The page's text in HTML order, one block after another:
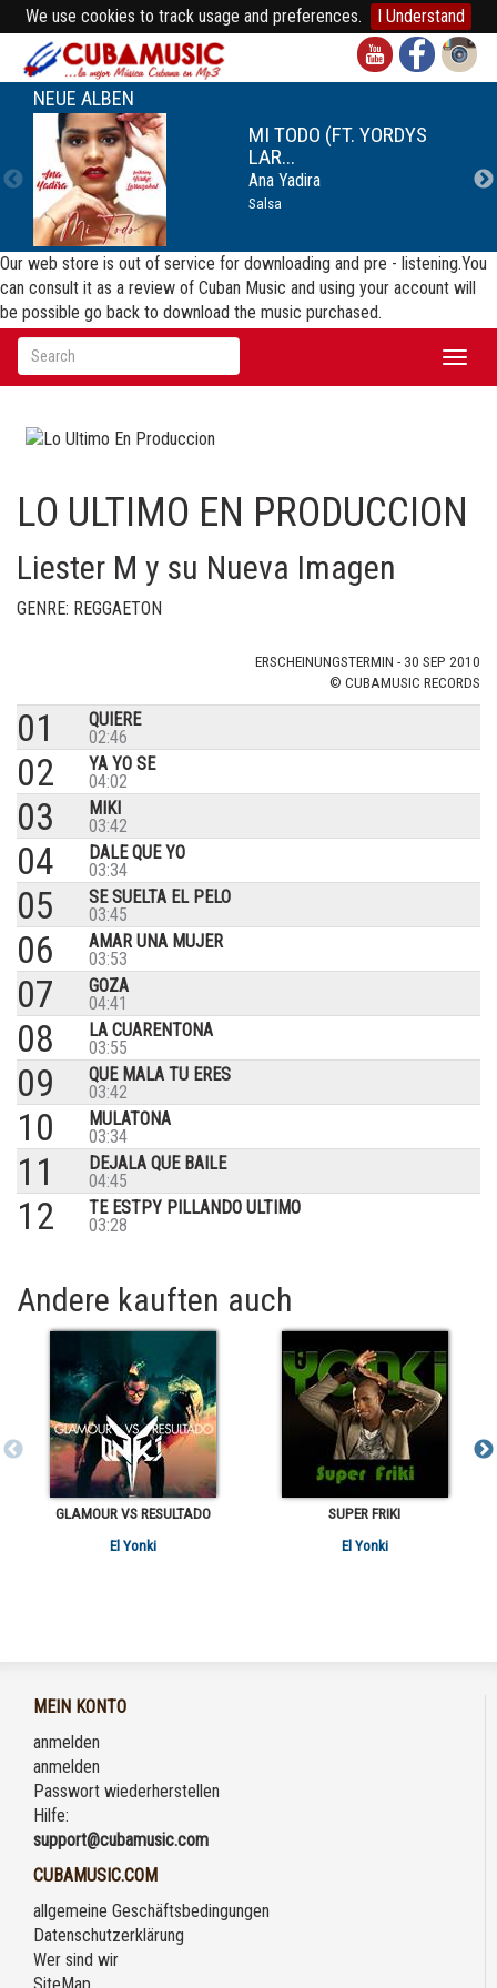
We use cookies to track usage and preferences. I Understand
NEUE ALBEN
MI TODO (FT. YORDYS
LAR...
Ana Yadira
Salsa
Our web store is out of service for downloading and pre - listening.You
can consult it as a review of Cuban Music and using your account will
be possible go back to download the music purchased.
LO ULTIMO EN PRODUCCION
Liester M y su Nueva Imagen
GENRE: REGGAETON
ERSCHEINUNGSTERMIN - 30 SEP 2010
© CUBAMUSIC RECORDS
01
QUIERE
02:46
02
YA YO SE
04:02
03
MIKI
03:42
04
DALE QUE YO
03:34
05
SE SUELTA EL PELO
03:45
06
AMAR UNA MUJER
03:53
07
GOZA
04:41
08
LA CUARENTONA
03:55
09
QUE MALA TU ERES
03:42
10
MULATONA
03:34
11
DEJALA QUE BAILE
04:45
12
TE ESTPY PILLANDO ULTIMO
03:28
Andere kauften auch
GLAMOUR VS RESULTADO
El Yonki
SUPER FRIKI
El Yonki
MEIN KONTO
anmelden
anmelden
Passwort wiederherstellen
Hilfe:
support@cubamusic.com
CUBAMUSIC.COM
allgemeine Geschäftsbedingungen
Datenschutzerklärung
Wer sind wir